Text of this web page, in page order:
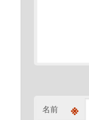
名前 ※